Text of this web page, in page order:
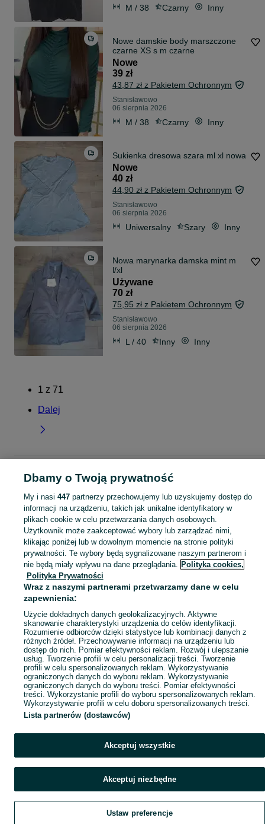
M / 38 Czarny Inny
Nowe damskie body marszczone
czarne XS s m czarne
Nowe
39 zł
43,87 zł z Pakietem Ochronnym
Stanisławowo
06 sierpnia 2026
M / 38 Czarny Inny
Sukienka dresowa szara ml xl nowa
Nowe
40 zł
44,90 zł z Pakietem Ochronnym
Stanisławowo
06 sierpnia 2026
Uniwersalny Szary Inny
Nowa marynarka damska mint m
l/xl
Używane
70 zł
75,95 zł z Pakietem Ochronnym
Stanisławowo
06 sierpnia 2026
L / 40 Inny Inny
1 z 71
Dalej
Strona główna Mazowieckie
KATEGORIA
Skorzystaj z największego serwisu ogłoszeniowego - Stanisławowo i okolice! Kupuj to, czego pragniesz i sprzedawaj to, czego już nie potrzebujesz! Zobacz
Mapa kategorii
Mapa miejscowości
Mapa ministron
Dbamy o Twoją prywatność
My i nasi 447partnerzy przechowujemy lub uzyskujemy dostęp do
informacji na urządzeniu, takich jak unikalne identyfikatory w
plikach cookie w celu przetwarzania danych osobowych.
Użytkownik może zaakceptować wybory lub zarządzać nimi,
klikając poniżej lub w dowolnym momencie na stronie polityki
prywatności. Te wybory będą sygnalizowane naszym partnerom i
nie będą miały wpływu na dane przeglądania. Polityka cookies,
Polityka Prywatności
Wraz z naszymi partnerami przetwarzamy dane w celu
zapewnienia:
Użycie dokładnych danych geolokalizacyjnych. Aktywne
skanowanie charakterystyki urządzenia do celów identyfikacji.
Rozumienie odbiorców dzięki statystyce lub kombinacji danych z
różnych źródeł. Przechowywanie informacji na urządzeniu lub
dostęp do nich. Pomiar efektywności reklam. Rozwój i ulepszanie
usług. Tworzenie profili w celu personalizacji treści. Tworzenie
profili w celu spersonalizowanych reklam. Wykorzystywanie
ograniczonych danych do wyboru reklam. Wykorzystywanie
ograniczonych danych do wyboru treści. Pomiar efektywności
treści. Wykorzystanie profili do wyboru spersonalizowanych reklam.
Wykorzystywanie profili w celu doboru spersonalizowanych treści.
Lista partnerów (dostawców)
Akceptuj wszystkie
Akceptuj niezbędne
Ustaw preferencje